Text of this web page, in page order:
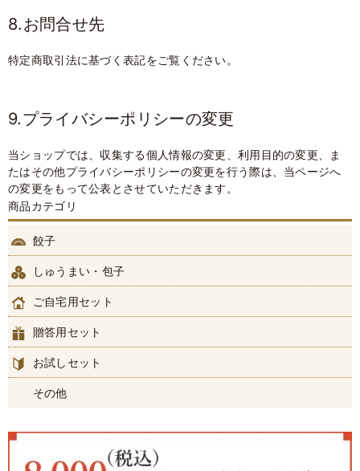
8.お問合せ先
特定商取引法に基づく表記をご覧ください。
9.プライバシーポリシーの変更
当ショップでは、収集する個人情報の変更、利用目的の変更、ま
たはその他プライバシーポリシーの変更を行う際は、当ページへ
の変更をもって公表とさせていただきます。
商品カテゴリ
餃子
しゅうまい・包子
ご自宅用セット
贈答用セット
お試しセット
その他